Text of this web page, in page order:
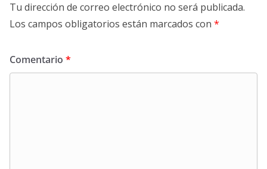
Tu dirección de correo electrónico no será publicada.
Los campos obligatorios están marcados con *
Comentario *